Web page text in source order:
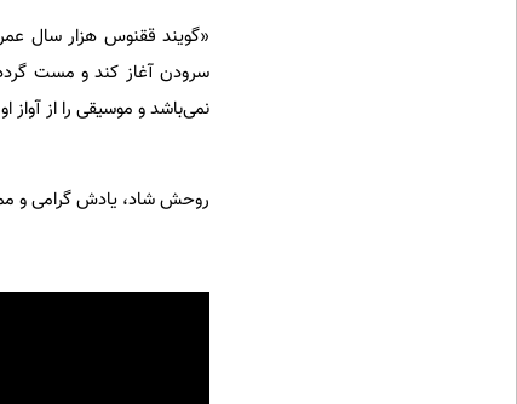
«گویند ققنوس هزار سال
سرودن آغاز کند و مست
نمی‌باشد و موسیقی را از آواز
روحش شاد، یادش گرامی و